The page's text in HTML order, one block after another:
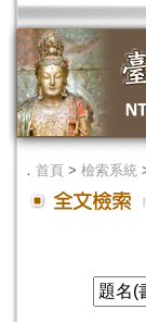
． 首頁 > 檢索系統